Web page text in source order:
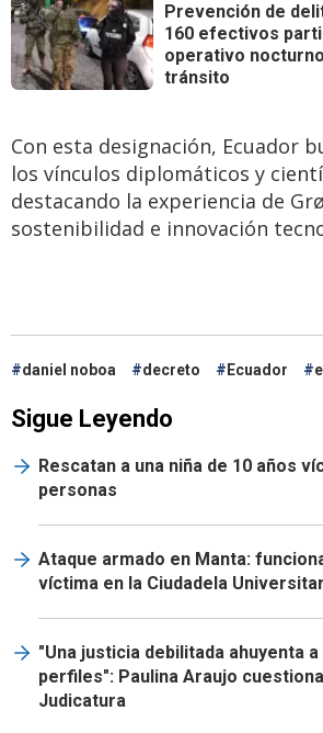
Prevención de
160 efectivos
operativo
tránsito
Con esta designación, Ecuador
los vínculos diplomáticos y
destacando la experiencia de
sostenibilidad e innovación
daniel noboa decreto Ecuador
Sigue Leyendo
Rescatan a una niña de 10 años
personas
Ataque armado en Manta:
víctima en la Ciudadela
"Una justicia debilitada ahuyenta
perfiles": Paulina Araujo
Judicatura